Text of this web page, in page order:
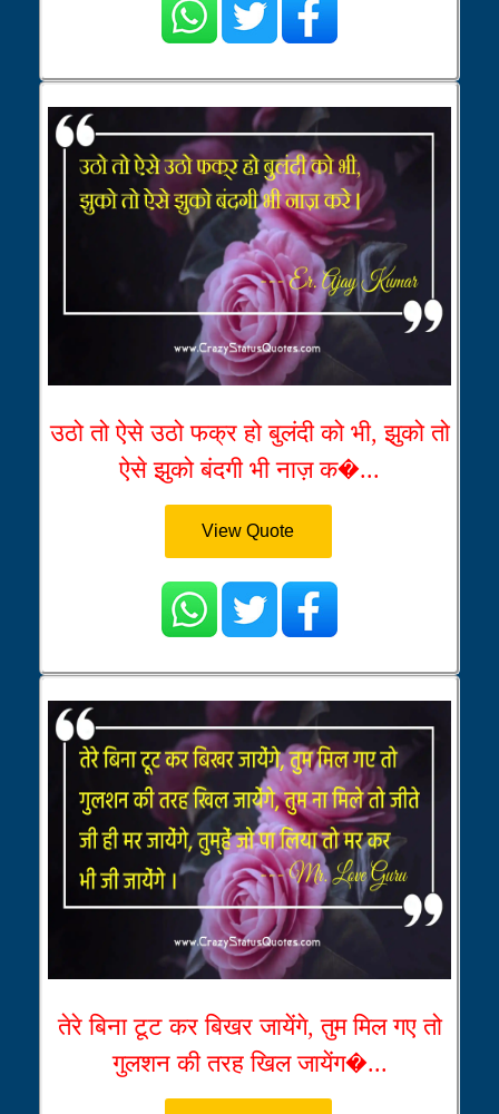
उठो तो ऐसे उठो फक्र हो बुलंदी को भी, झुको तो
ऐसे झुको बंदगी भी नाज़ क�...
View Quote
तेरे बिना टूट कर बिखर जायेंगे, तुम मिल गए तो
गुलशन की तरह खिल जायेंग�...